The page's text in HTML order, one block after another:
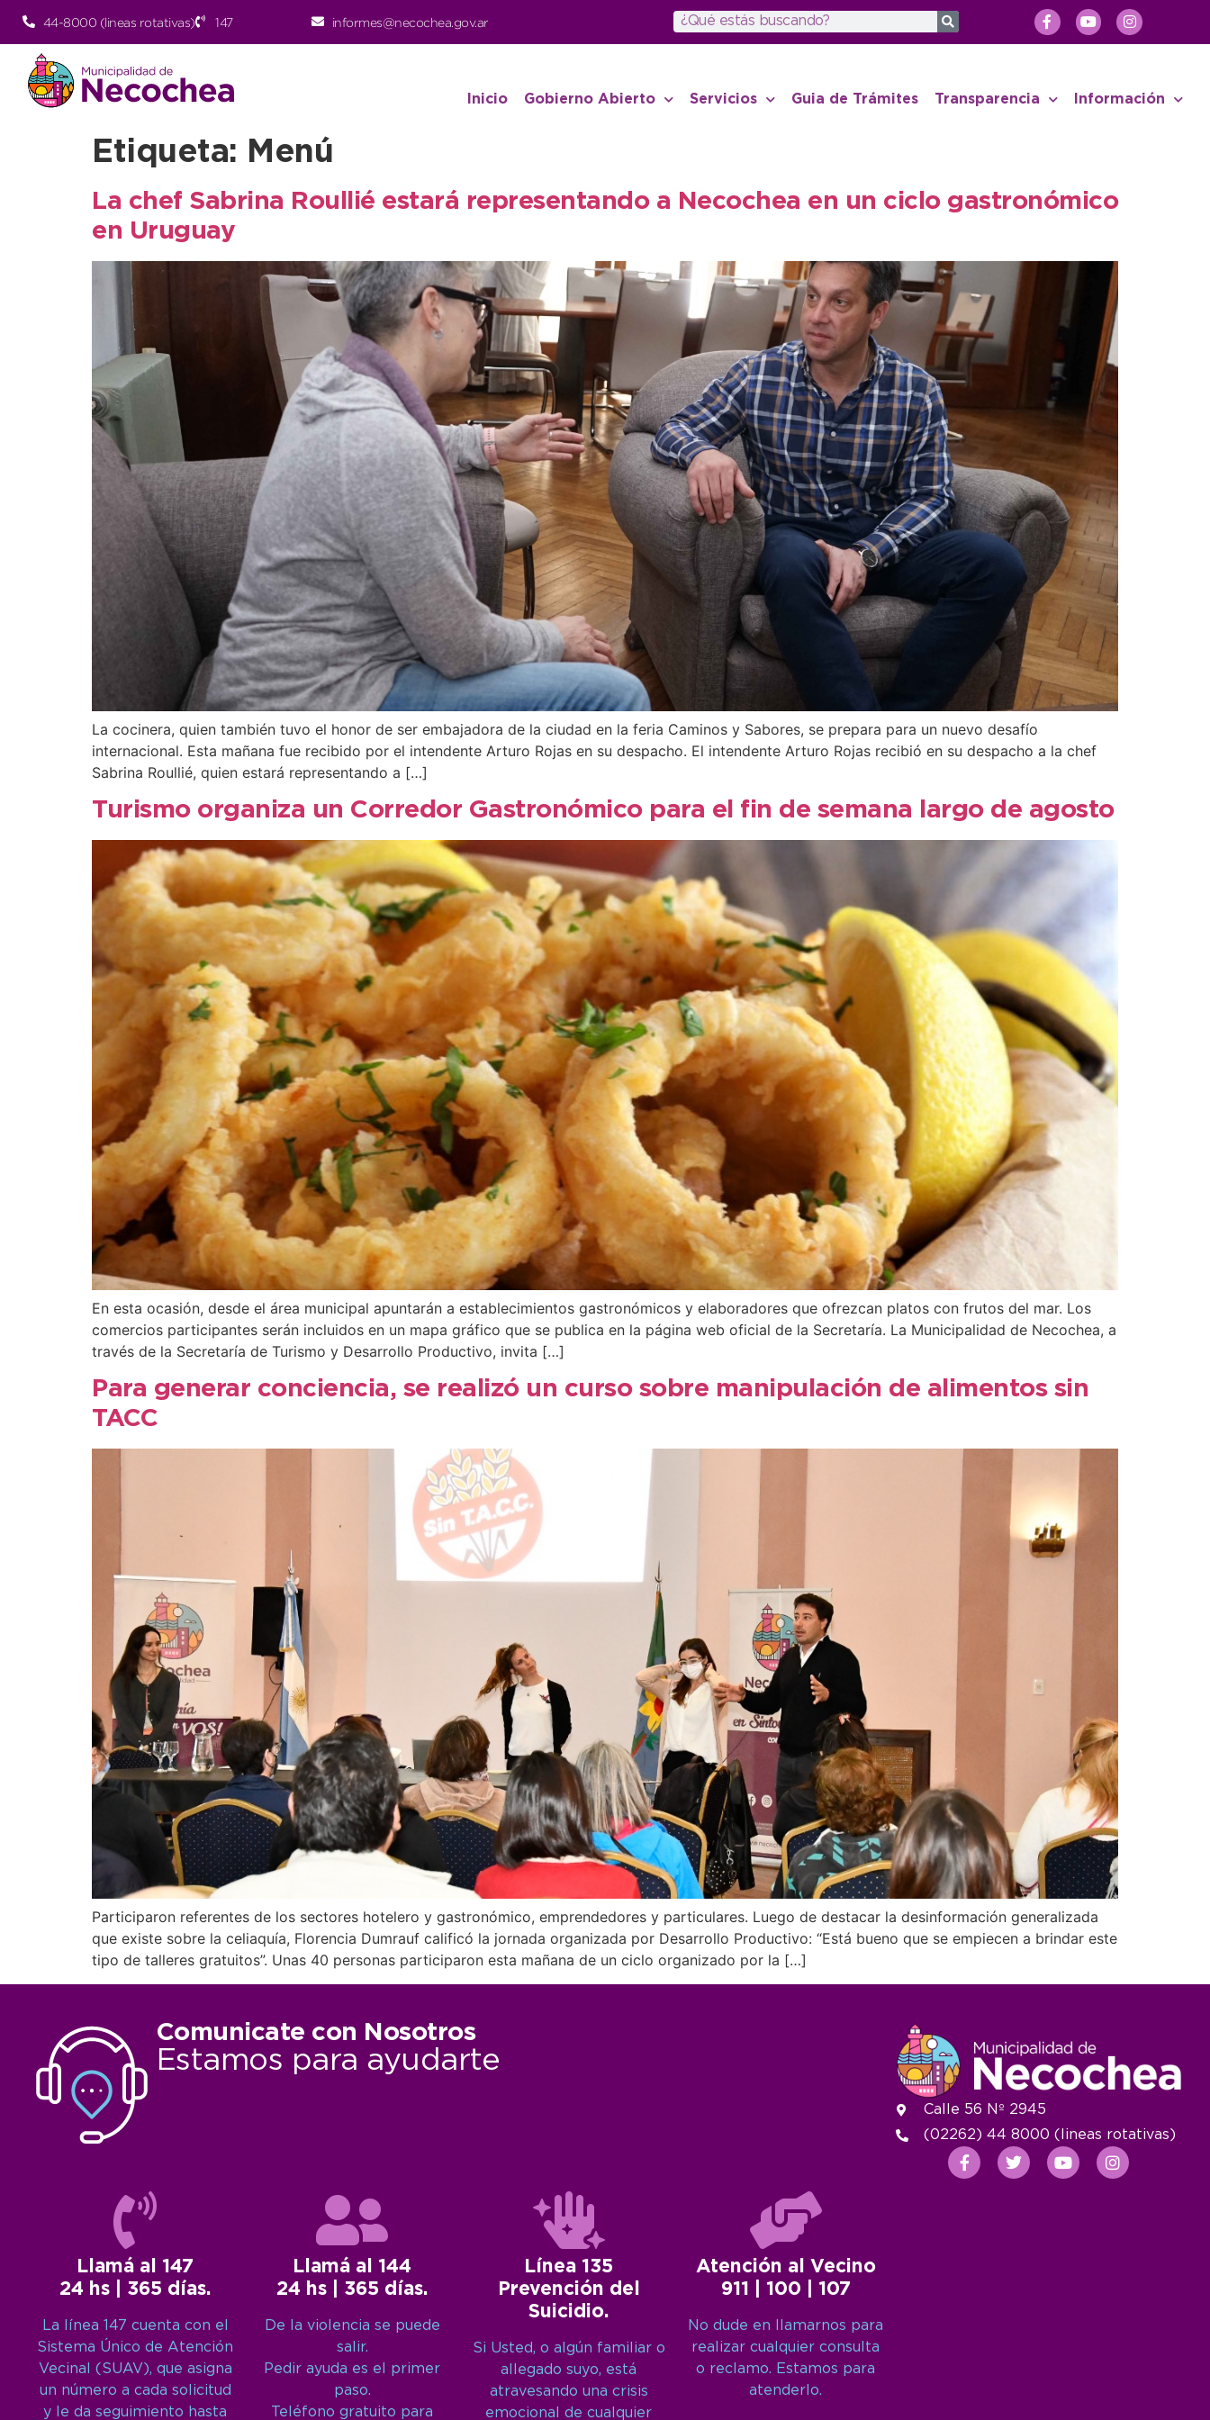
44-8000 (lineas rotativas) 147 informes@necochea.gov.ar
Inicio Gobierno Abierto Servicios Guia de Trámites Transparencia Información
Etiqueta: Menú
La chef Sabrina Roullié estará representando a Necochea en un ciclo gastronómico
en Uruguay
La cocinera, quien también tuvo el honor de ser embajadora de la ciudad en la feria Caminos y Sabores, se prepara para un nuevo desafío
internacional. Esta mañana fue recibido por el intendente Arturo Rojas en su despacho. El intendente Arturo Rojas recibió en su despacho a la chef
Sabrina Roullié, quien estará representando a […]
Turismo organiza un Corredor Gastronómico para el fin de semana largo de agosto
En esta ocasión, desde el área municipal apuntarán a establecimientos gastronómicos y elaboradores que ofrezcan platos con frutos del mar. Los
comercios participantes serán incluidos en un mapa gráfico que se publica en la página web oficial de la Secretaría. La Municipalidad de Necochea, a
través de la Secretaría de Turismo y Desarrollo Productivo, invita […]
Para generar conciencia, se realizó un curso sobre manipulación de alimentos sin
TACC
Participaron referentes de los sectores hotelero y gastronómico, emprendedores y particulares. Luego de destacar la desinformación generalizada
que existe sobre la celiaquía, Florencia Dumrauf calificó la jornada organizada por Desarrollo Productivo: “Está bueno que se empiecen a brindar este
tipo de talleres gratuitos”. Unas 40 personas participaron esta mañana de un ciclo organizado por la […]
Comunicate con Nosotros
Estamos para ayudarte
Llamá al 147
24 hs | 365 días.
La línea 147 cuenta con el
Sistema Único de Atención
Vecinal (SUAV), que asigna
un número a cada solicitud
y le da seguimiento hasta
Llamá al 144
24 hs | 365 días.
De la violencia se puede
salir.
Pedir ayuda es el primer
paso.
Teléfono gratuito para
Línea 135
Prevención del
Suicidio.
Si Usted, o algún familiar o
allegado suyo, está
atravesando una crisis
emocional de cualquier
Atención al Vecino
911 | 100 | 107
No dude en llamarnos para
realizar cualquier consulta
o reclamo. Estamos para
atenderlo.
Calle 56 Nº 2945
(02262) 44 8000 (lineas rotativas)